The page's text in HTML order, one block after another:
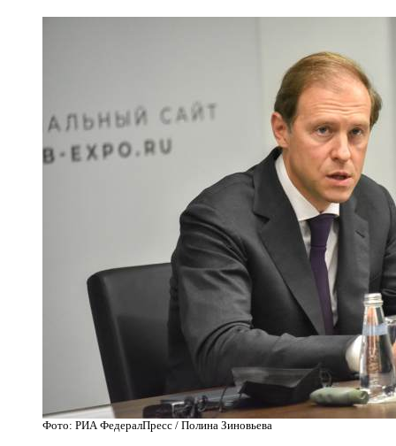
Фото: РИА ФедералПресс / Полина Зиновьева